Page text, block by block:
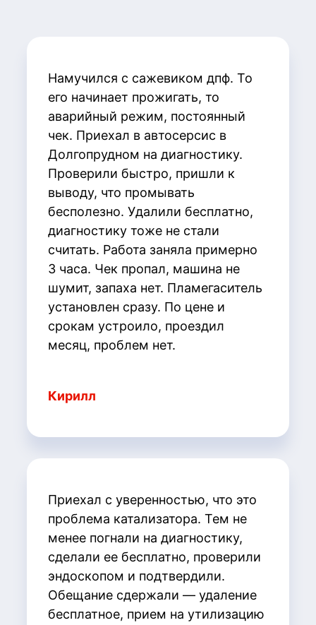
Намучился с сажевиком дпф. То
его начинает прожигать, то
аварийный режим, постоянный
чек. Приехал в автосерсис в
Долгопрудном на диагностику.
Проверили быстро, пришли к
выводу, что промывать
бесполезно. Удалили бесплатно,
диагностику тоже не стали
считать. Работа заняла примерно
3 часа. Чек пропал, машина не
шумит, запаха нет. Пламегаситель
установлен сразу. По цене и
срокам устроило, проездил
месяц, проблем нет.
Кирилл
Приехал с уверенностью, что это
проблема катализатора. Тем не
менее погнали на диагностику,
сделали ее бесплатно, проверили
эндоскопом и подтвердили.
Обещание сдержали — удаление
бесплатное, прием на утилизацию